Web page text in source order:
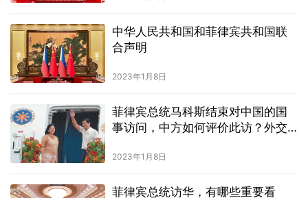
中华人民共和国和菲律宾共和国联
合声明
2023年1月8日
菲律宾总统马科斯结束对中国的国
事访问，中方如何评价此访？外交
2023年1月8日
菲律宾总统访华，有哪些重要看